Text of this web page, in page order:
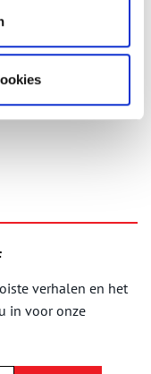
Holland
te Amstelveen.
aan de
verhalen en het
in voor onze